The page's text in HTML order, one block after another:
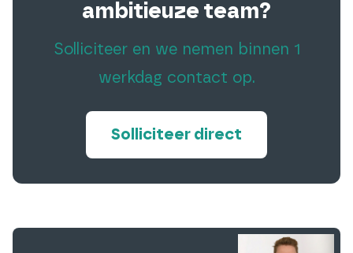
ambitieuze team?
Solliciteer en we nemen binnen 1
werkdag contact op.
Solliciteer direct